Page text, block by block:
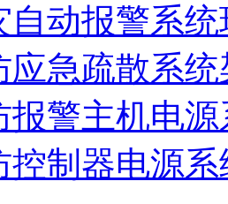
动报警系统
急疏散系统
警主机电源
制器电源系